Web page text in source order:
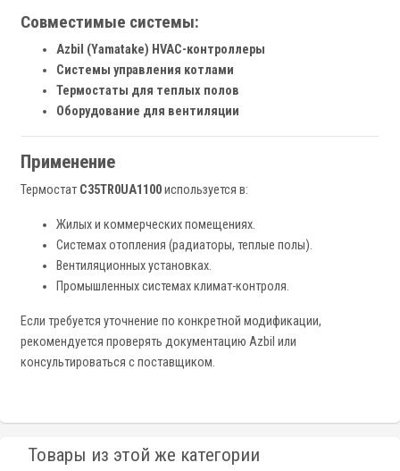
Совместимые системы:
Azbil (Yamatake) HVAC-контроллеры
Системы управления котлами
Термостаты для теплых полов
Оборудование для вентиляции
Применение
Термостат C35TR0UA1100используется в:
Жилых и коммерческих помещениях.
Системах отопления (радиаторы, теплые полы).
Вентиляционных установках.
Промышленных системах климат-контроля.
Если требуется уточнение по конкретной модификации,
рекомендуется проверять документацию Azbil или
консультироваться с поставщиком.
Товары из этой же категории